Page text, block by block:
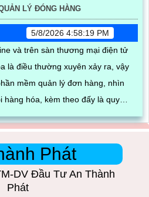
LÝ ĐÓNG HÀNG
5/8/2026 4:58:19 PM
và trên sàn thương mại điện tử
là điều thường xuyên xảy ra, vậy
mềm quản lý đơn hàng, nhìn
hóa, kèm theo đấy là quy
lại một cách dễ dàng
Phát
DV Đầu Tư An Thành
Phát